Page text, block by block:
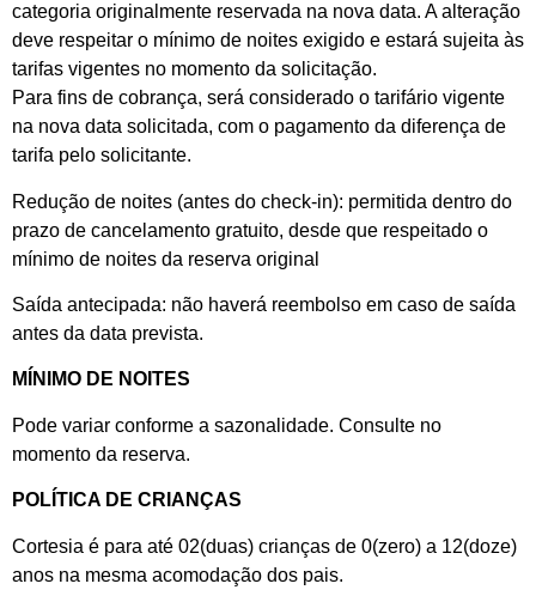
categoria originalmente reservada na nova data. A alteração
deve respeitar o mínimo de noites exigido e estará sujeita às
tarifas vigentes no momento da solicitação.
Para fins de cobrança, será considerado o tarifário vigente
na nova data solicitada, com o pagamento da diferença de
tarifa pelo solicitante.
Redução de noites (antes do check-in): permitida dentro do
prazo de cancelamento gratuito, desde que respeitado o
mínimo de noites da reserva original
Saída antecipada: não haverá reembolso em caso de saída
antes da data prevista.
MÍNIMO DE NOITES
Pode variar conforme a sazonalidade. Consulte no
momento da reserva.
POLÍTICA DE CRIANÇAS
Cortesia é para até 02(duas) crianças de 0(zero) a 12(doze)
anos na mesma acomodação dos pais.